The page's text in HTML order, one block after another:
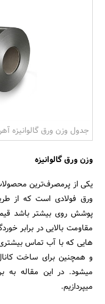
جدول وزن ورق گالوانیزه
وزن ورق گالوانیزه
یکی از پرمصرف‌ترین
ورق فولادی است که از
پوشش روی بیشتر باشد
مقاومت بالایی در برابر
هایی که با آب تماس
و همچنین برای ساخت
میشود. در این مقاله به
میپردازیم.